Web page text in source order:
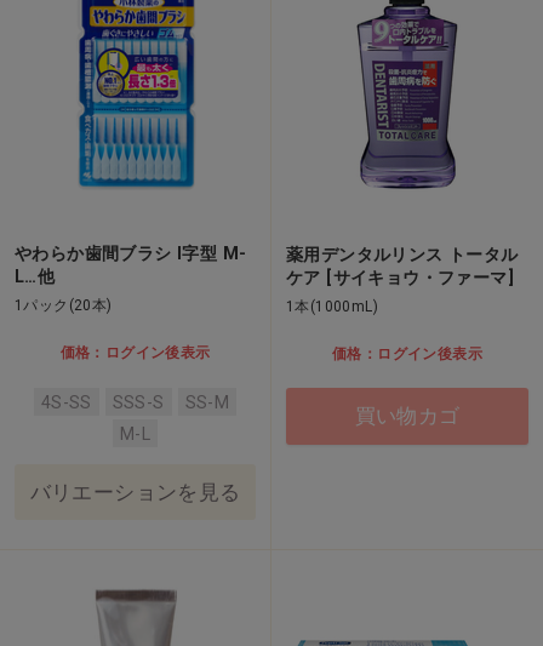
やわらか歯間ブラシ I字型 M-
L…他
1パック(20本)
価格：ログイン後表示
4S-SS SSS-S
SS-M
M-L
バリエーションを見る
薬用デンタルリンス トータル
ケア [サイキョウ・ファーマ]
1本(1000mL)
価格：ログイン後表示
買い物カゴ